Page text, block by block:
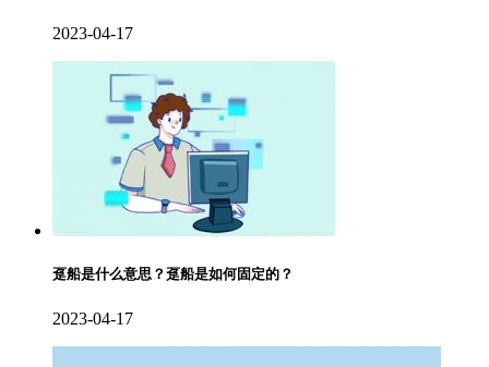
2023-04-17
趸船是什么意思？趸船是如何固定的？
2023-04-17